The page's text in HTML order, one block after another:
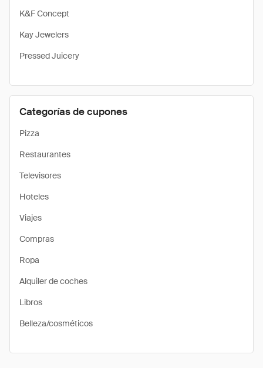
K&F Concept
Kay Jewelers
Pressed Juicery
Categorías de cupones
Pizza
Restaurantes
Televisores
Hoteles
Viajes
Compras
Ropa
Alquiler de coches
Libros
Belleza/cosméticos